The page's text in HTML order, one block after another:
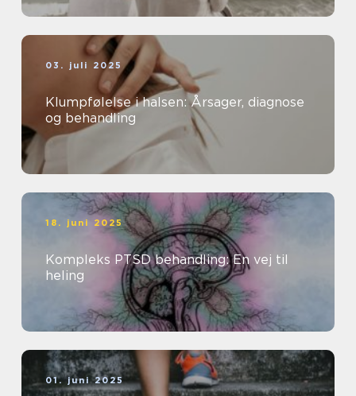
03. juli 2025
Klumpfølelse i halsen: Årsager, diagnose
og behandling
18. juni 2025
Kompleks PTSD behandling: En vej til
heling
01. juni 2025